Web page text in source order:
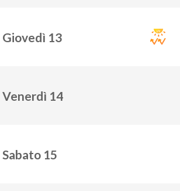
Giovedì 13
Venerdì 14
Sabato 15